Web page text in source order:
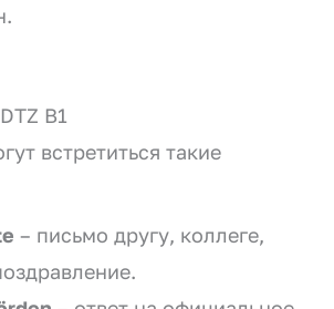
B1
встретиться такие
– письмо другу, коллеге,